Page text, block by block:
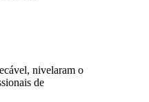
nivelaram o
de